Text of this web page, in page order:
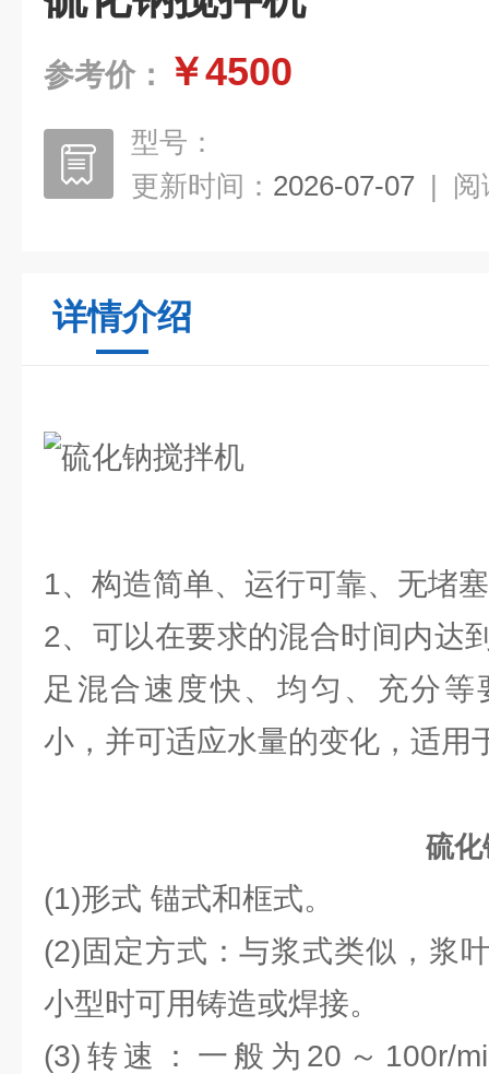
参考价： ￥4500
型号：
更新时间： 2026-07-07 | 阅
详情介绍
1、构造简单、运行可靠、无堵
2、可以在要求的混合时间内达
足混合速度快、均匀、充分
小，并可适应水量的变化，适用
硫
(1)形式 锚式和框式。
(2)固定方式：与浆式类似，浆
小型时可用铸造或焊接。
(3)转速：一般为20～100r/